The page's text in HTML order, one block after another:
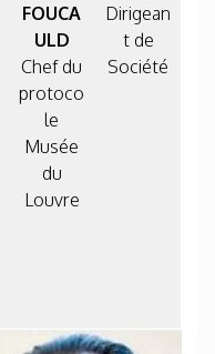
FOUCA
ULD
Chef du
protoco
le
Musée
du
Louvre
Dirigean
t de
Société